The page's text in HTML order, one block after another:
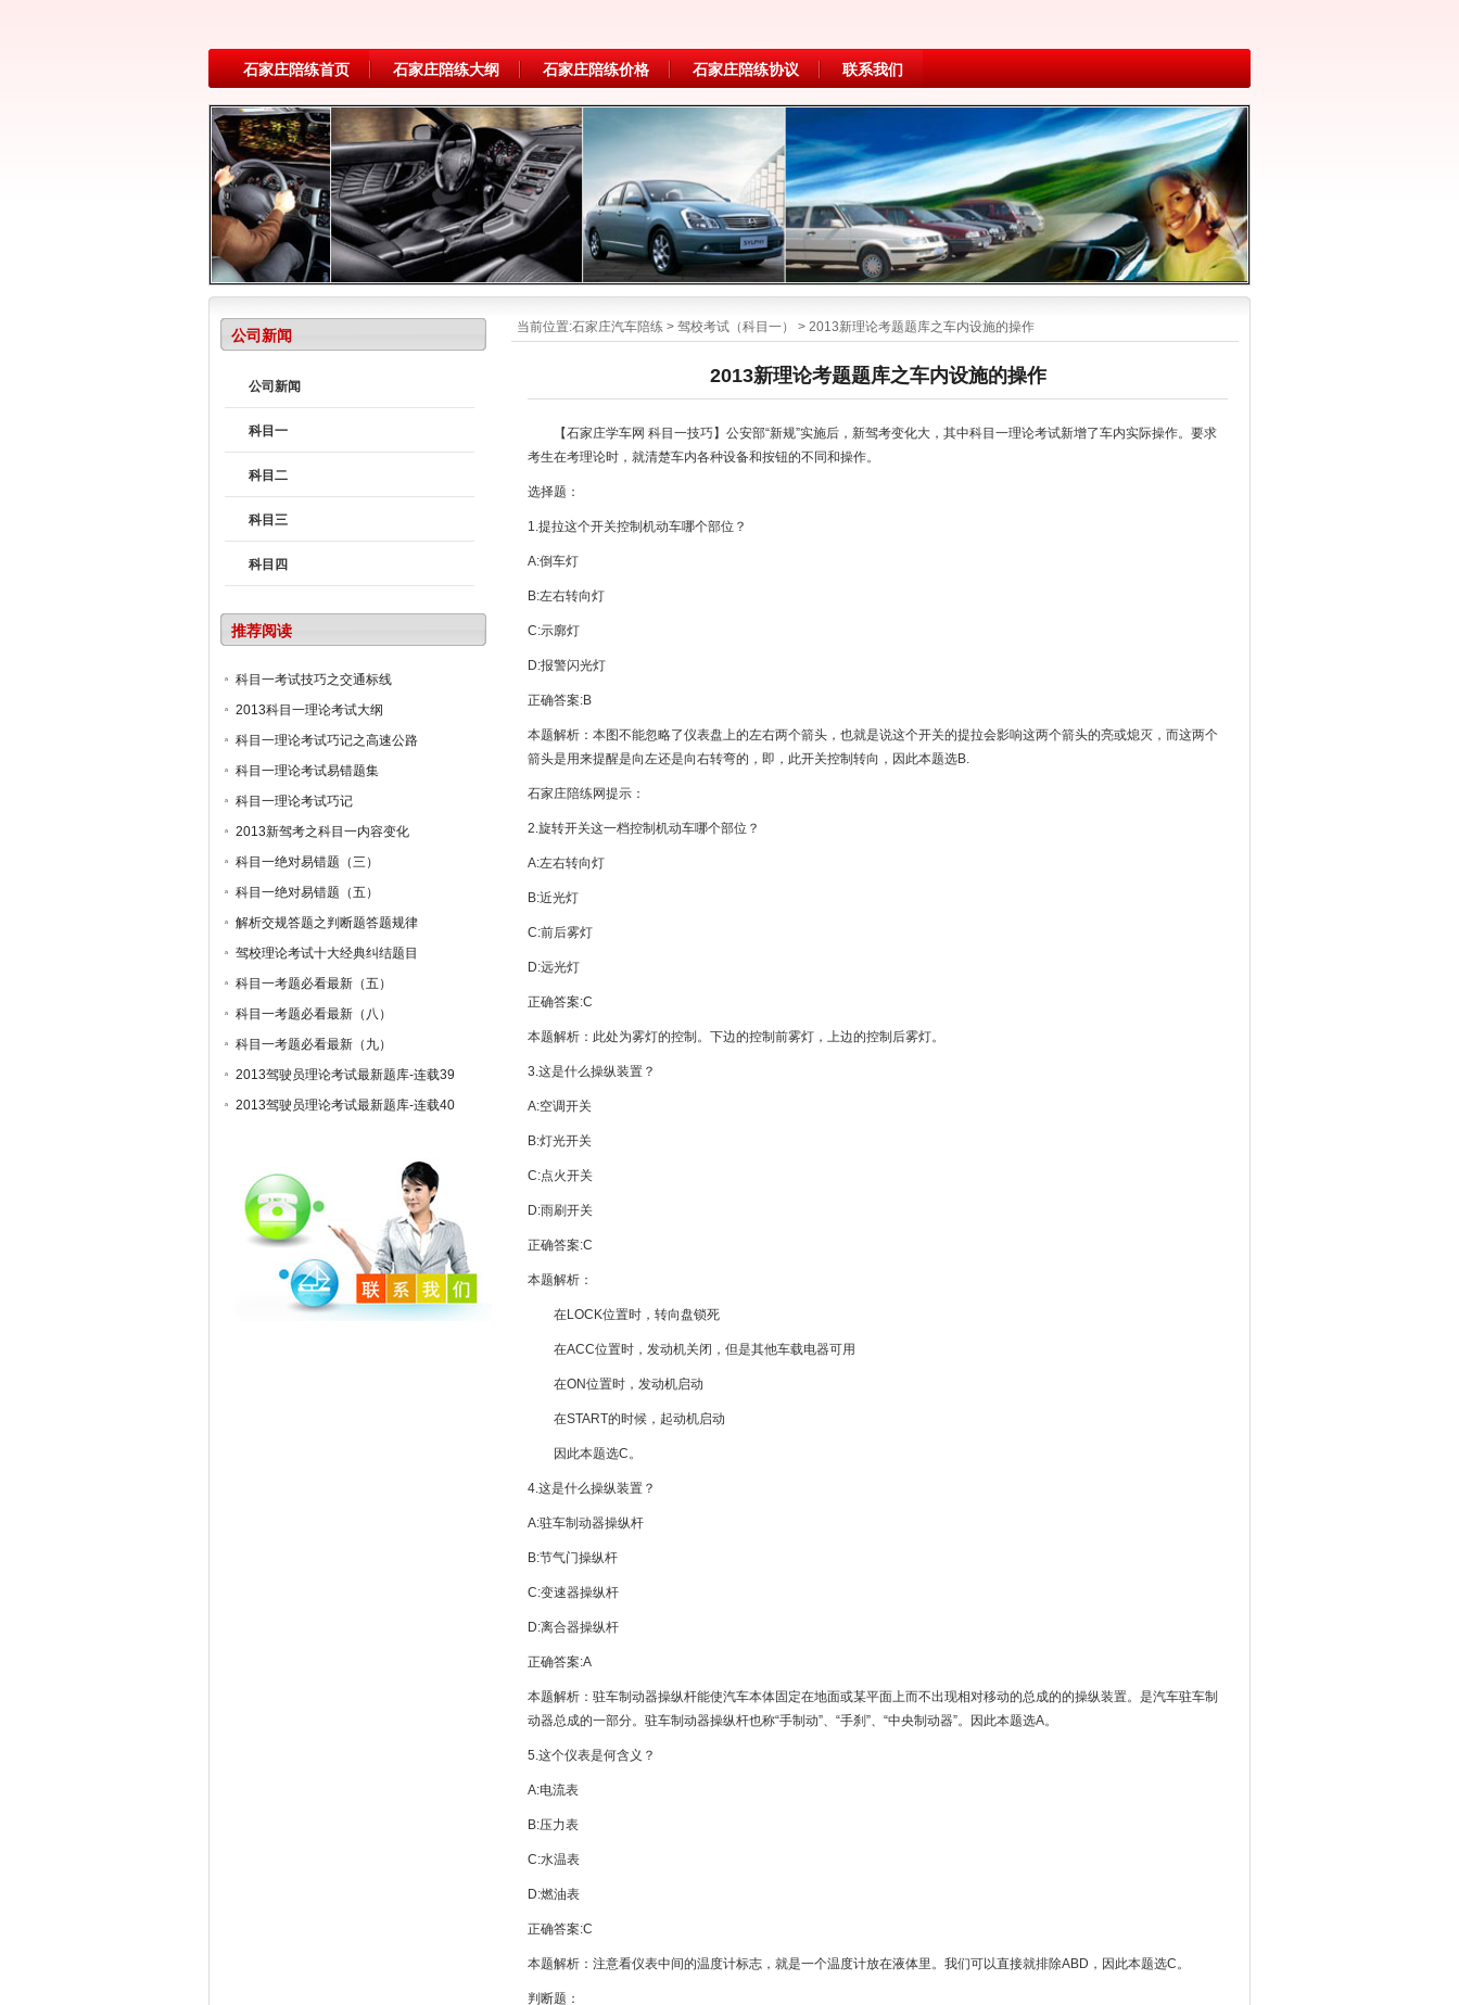
石家庄陪练首页 石家庄陪练大纲 石家庄陪练价格 石家庄陪练协议 联系我们
公司新闻
公司新闻
科目一
科目二
科目三
科目四
推荐阅读
科目一考试技巧之交通标线
2013科目一理论考试大纲
科目一理论考试巧记之高速公路
科目一理论考试易错题集
科目一理论考试巧记
2013新驾考之科目一内容变化
科目一绝对易错题（三）
科目一绝对易错题（五）
解析交规答题之判断题答题规律
驾校理论考试十大经典纠结题目
科目一考题必看最新（五）
科目一考题必看最新（八）
科目一考题必看最新（九）
2013驾驶员理论考试最新题库-连载39
2013驾驶员理论考试最新题库-连载40
当前位置:石家庄汽车陪练 > 驾校考试（科目一） > 2013新理论考题题库之车内设施的操作
2013新理论考题题库之车内设施的操作
【石家庄学车网 科目一技巧】公安部“新规”实施后，新驾考变化大，其中科目一理论考试新增了车内实际操作。要求
考生在考理论时，就清楚车内各种设备和按钮的不同和操作。
选择题：
1.提拉这个开关控制机动车哪个部位？
A:倒车灯
B:左右转向灯
C:示廓灯
D:报警闪光灯
正确答案:B
本题解析：本图不能忽略了仪表盘上的左右两个箭头，也就是说这个开关的提拉会影响这两个箭头的亮或熄灭，而这两个
箭头是用来提醒是向左还是向右转弯的，即，此开关控制转向，因此本题选B.
石家庄陪练网提示：
2.旋转开关这一档控制机动车哪个部位？
A:左右转向灯
B:近光灯
C:前后雾灯
D:远光灯
正确答案:C
本题解析：此处为雾灯的控制。下边的控制前雾灯，上边的控制后雾灯。
3.这是什么操纵装置？
A:空调开关
B:灯光开关
C:点火开关
D:雨刷开关
正确答案:C
本题解析：
在LOCK位置时，转向盘锁死
在ACC位置时，发动机关闭，但是其他车载电器可用
在ON位置时，发动机启动
在START的时候，起动机启动
因此本题选C。
4.这是什么操纵装置？
A:驻车制动器操纵杆
B:节气门操纵杆
C:变速器操纵杆
D:离合器操纵杆
正确答案:A
本题解析：驻车制动器操纵杆能使汽车本体固定在地面或某平面上而不出现相对移动的总成的的操纵装置。是汽车驻车制
动器总成的一部分。驻车制动器操纵杆也称“手制动”、“手刹”、“中央制动器”。因此本题选A。
5.这个仪表是何含义？
A:电流表
B:压力表
C:水温表
D:燃油表
正确答案:C
本题解析：注意看仪表中间的温度计标志，就是一个温度计放在液体里。我们可以直接就排除ABD，因此本题选C。
判断题：